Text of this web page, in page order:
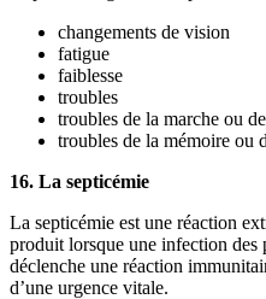
changements de vision
fatigue
faiblesse
troubles
troubles de la marche ou
troubles de la mémoire ou
16. La septicémie
La septicémie est une réaction
produit lorsque une infection des
déclenche une réaction
d’une urgence vitale.